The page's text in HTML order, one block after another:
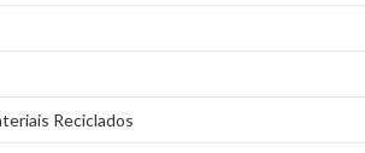
Reciclados